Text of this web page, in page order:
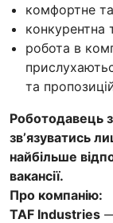
комфортне
конкурентна
робота в
та
Роботодавець
звʼязуватись
найбільше
вакансії.
Про компанію:
TAF Industries